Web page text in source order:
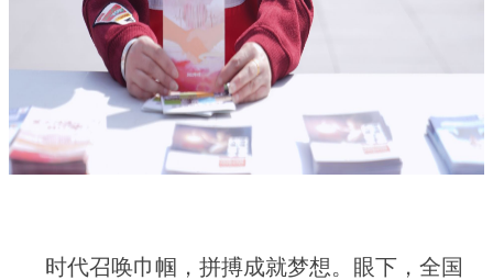
时代召唤巾帼，拼搏成就梦想。眼下，全国